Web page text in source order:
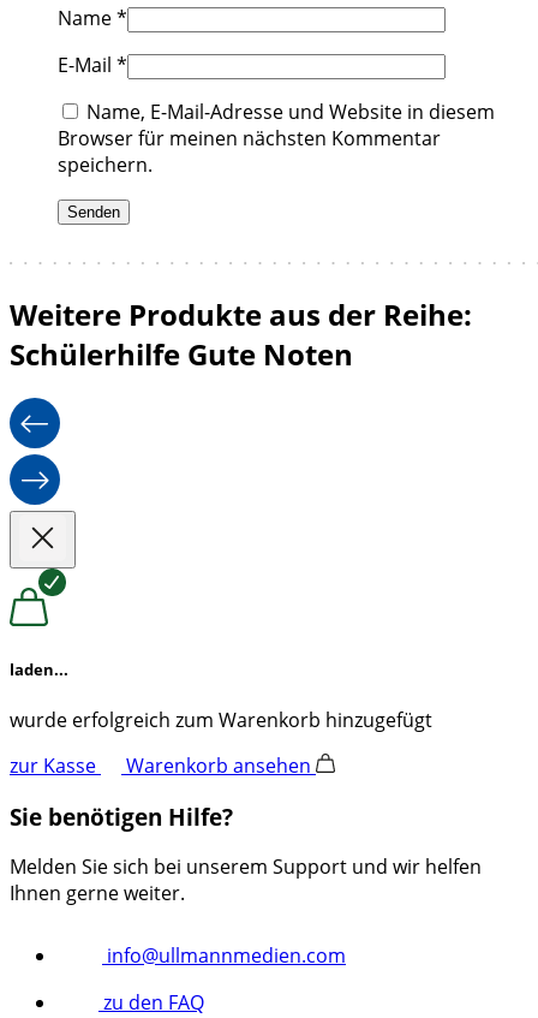
Name*
E-Mail *
Name, E-Mail-Adresse und Website in diesem
Browser für meinen nächsten Kommentar
speichern.
Weitere Produkte aus der Reihe:
Schülerhilfe Gute Noten
laden...
wurde erfolgreich zum Warenkorb hinzugefügt
zur Kasse
Warenkorb ansehen
Sie benötigen Hilfe?
Melden Sie sich bei unserem Support und wir helfen
Ihnen gerne weiter.
info@ullmannmedien.com
zu den FAQ